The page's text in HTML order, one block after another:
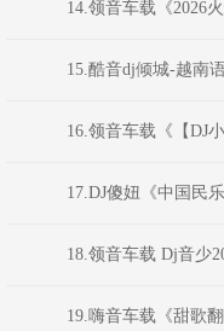
跳跃(2025.9-Mix)
14.领音车载《2026
子NO.1】弹跳重低音》Dj红
15.酷音dj倾城-越南
摇舞曲串烧16.领音车载《【DJ
17.DJ傻妞《中国民
业示范碟(.11-Mix)
18.领音车载 Dj音少
迪】跳舞现场嗨碟
19.嗨音车载《甜歌